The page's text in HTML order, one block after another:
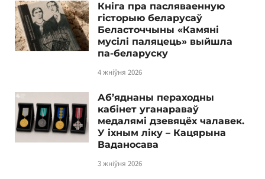
Кніга пра пасляваенную
гісторыю беларусаў
Беласточчыны «Камяні
мусілі паляцець» выйшла
па-беларуску
4 жніўня 2026
Аб’яднаны пераходны
кабінет уганараваў
медалямі дзевяцёх чалавек.
У іхным ліку – Кацярына
Ваданосава
3 жніўня 2026